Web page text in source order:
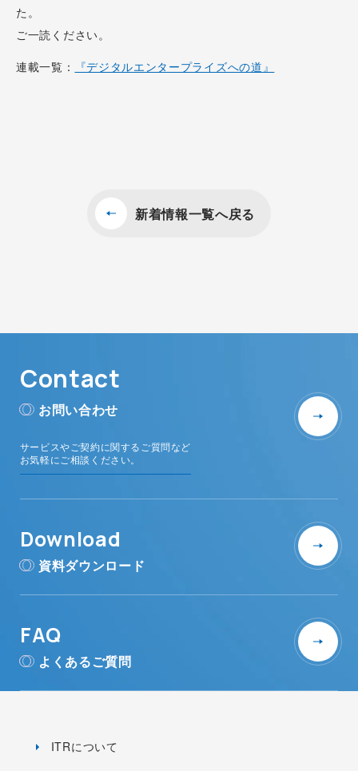
た。
ご一読ください。
連載一覧：
『デジタルエンタープライズへの道』
新着情報一覧へ戻る
Contact
お問い合わせ
サービスやご契約に関するご質問など
お気軽にご相談ください。
Download
資料ダウンロード
FAQ
よくあるご質問
ITRについて